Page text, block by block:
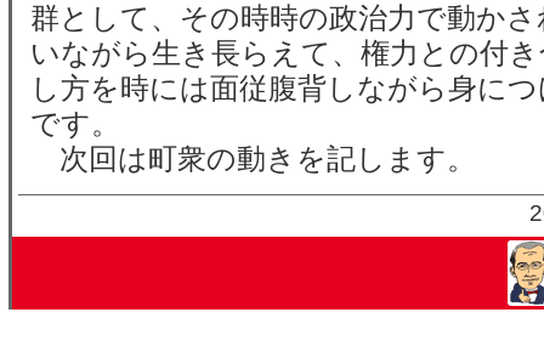
群として、その時時の政治力で動か
いながら生き長らえて、権力との付
し方を時には面従腹背しながら身に
です。
次回は町衆の動きを記します。